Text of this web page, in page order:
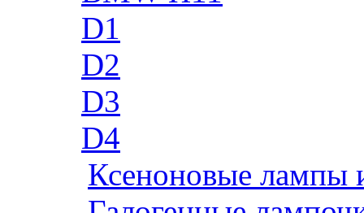
D1
D2
D3
D4
Ксеноновые лампы